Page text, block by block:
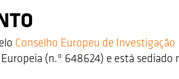
Conselho Europeu de Investigação
(n.º 648624) e está sediado